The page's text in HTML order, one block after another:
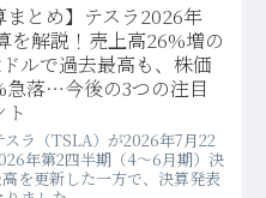
まとめ】テスラ2026年
を解説！売上高26%増の
ルで過去最高も、株価
急落…今後の3つの注目
ト
ラ（TSLA）が2026年7月22
年第2四半期（4〜6月期）決
を更新した一方で、決算発表